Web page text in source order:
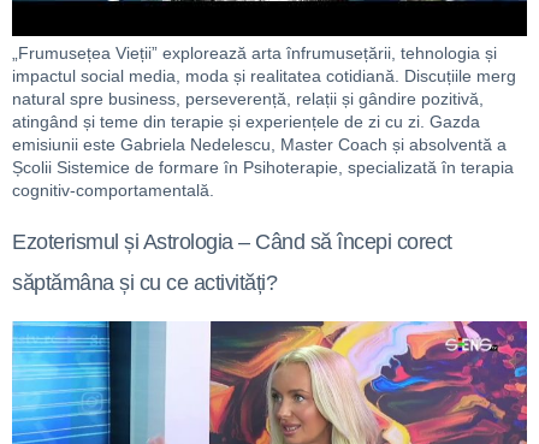
„Frumusețea Vieții” explorează arta înfrumusețării, tehnologia și
impactul social media, moda și realitatea cotidiană. Discuțiile merg
natural spre business, perseverență, relații și gândire pozitivă,
atingând și teme din terapie și experiențele de zi cu zi. Gazda
emisiunii este Gabriela Nedelescu, Master Coach și absolventă a
Școlii Sistemice de formare în Psihoterapie, specializată în terapia
cognitiv-comportamentală.
Ezoterismul și Astrologia – Când să începi corect
săptămâna și cu ce activități?